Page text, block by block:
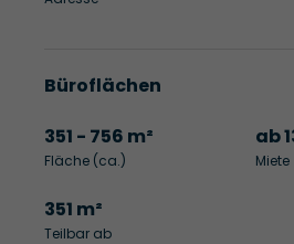
Büroflächen
351 - 756 m²
Fläche (ca.)
ab
Miete
351 m²
Teilbar ab